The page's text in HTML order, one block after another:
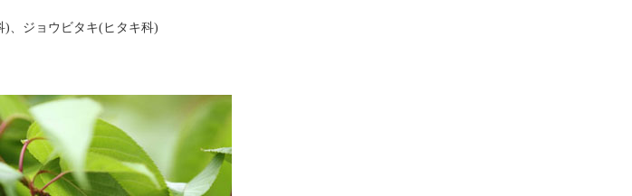
、ジョウビタキ(ヒタキ科)